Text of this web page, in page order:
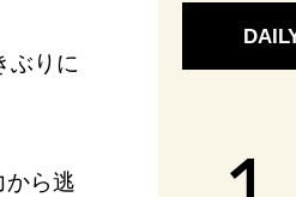
ぶりに
から逃